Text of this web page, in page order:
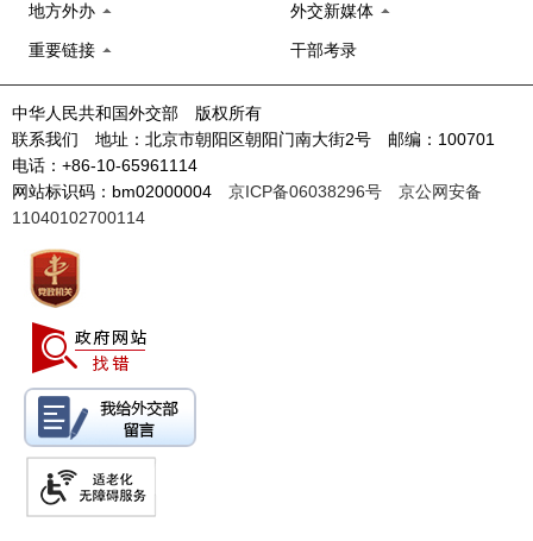
地方外办 外交新媒体
重要链接 干部考录
中华人民共和国外交部 版权所有
联系我们 地址：北京市朝阳区朝阳门南大街2号 邮编：100701
电话：+86-10-65961114
网站标识码：bm02000004 京ICP备06038296号
京公网安备
11040102700114